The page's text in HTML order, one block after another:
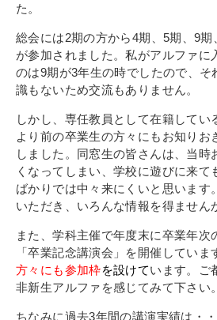
ブログ
コラム
お問い合わせ
資料請求
インターネット出願
教職員採用情報
その他
個人情報の取り扱いについて
た。
総会には2期の方から4期、5期、9
が参加されました。私がアルファに
のは9期が3年生の時でしたので、そ
識もないため交流もありません。
しかし、専任教員として在籍してい
より前の卒業生の方々にもお知りお
しました。同窓生の皆さんは、当時
くなってしまい、学校に遊びに来て
ばかりでは中々来にくいと思います
いただき、いろんな情報を得ません
また、学科主催で年度末に卒業年次
「卒業記念講演会」を開催していま
方々にも参加枠を設けています。ご
非新生アルファを感じてみて下さい。
ちなみに過去3年間の講演実績は・・